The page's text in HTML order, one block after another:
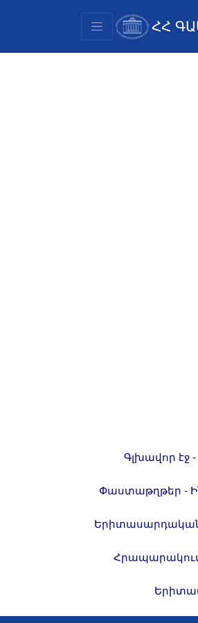
ՀՀ
Գլխավոր էջ -
Փաստաթղթեր -